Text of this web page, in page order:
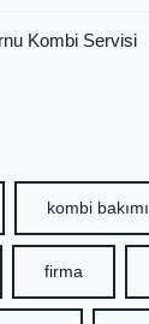
Kombi Servisi
kombi bakımı
firma